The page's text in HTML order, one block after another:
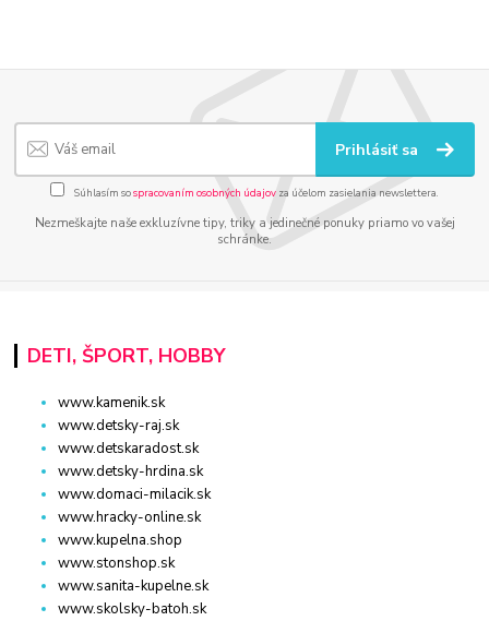
Prihlásiť sa
Súhlasím sospracovaním osobných údajov za účelom zasielania newslettera.
Nezmeškajte naše exkluzívne tipy, triky a jedinečné ponuky priamo vo vašej
schránke.
DETI, ŠPORT, HOBBY
www.kamenik.sk
www.detsky-raj.sk
www.detskaradost.sk
www.detsky-hrdina.sk
www.domaci-milacik.sk
www.hracky-online.sk
www.kupelna.shop
www.stonshop.sk
www.sanita-kupelne.sk
www.skolsky-batoh.sk